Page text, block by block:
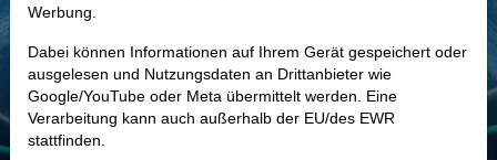
- - -
-
Marktkapitalisierung 3,91 Mrd. USD
Unternehmenswert
Werbung.
Dabei können Informationen auf Ihrem Gerät gespeichert oder
ausgelesen und Nutzungsdaten an Drittanbieter wie
Google/YouTube oder Meta übermittelt werden. Eine
Verarbeitung kann auch außerhalb der EU/des EWR
stattfinden.